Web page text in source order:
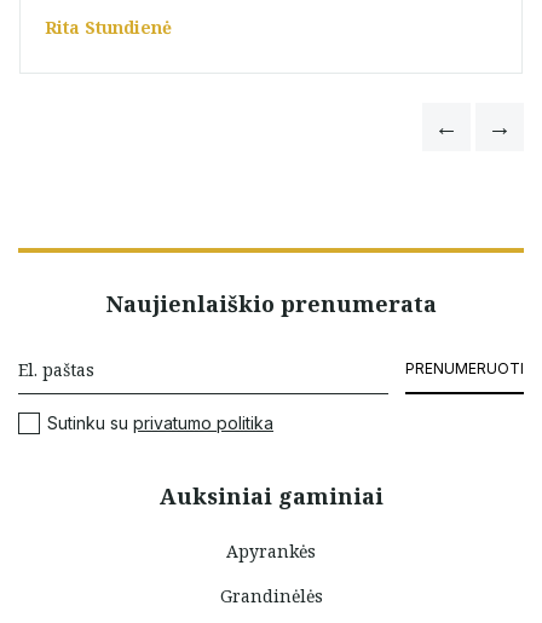
Rita Stundienė
Auksiniai gaminiai
Apyrankės
Grandinėlės
Naujienlaiškio prenumerata
PRENUMERUOTI
Sutinku su privatumo politika